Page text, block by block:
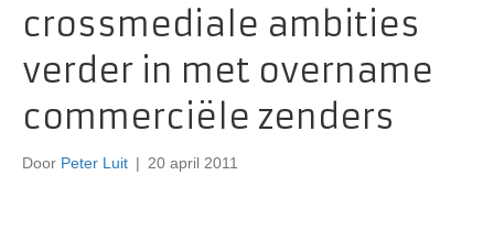
crossmediale ambities
verder in met overname
commerciële zenders
Door Peter Luit | 20 april 2011